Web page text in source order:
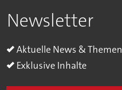
Newsletter
Aktuelle News & Themen
Exklusive Inhalte